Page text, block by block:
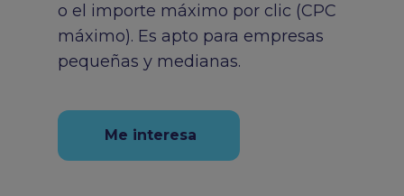
o el importe máximo por clic (CPC
máximo). Es apto para empresas
pequeñas y medianas.
Me interesa